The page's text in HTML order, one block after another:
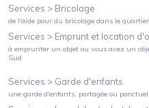
Services > Bricolage
de l'aide pour du bricolage dans le
Services > Emprunt et location
à emprunter un objet ou vous avez un
Sud
Services > Garde d'enfants
une garde d'enfants, partagée ou